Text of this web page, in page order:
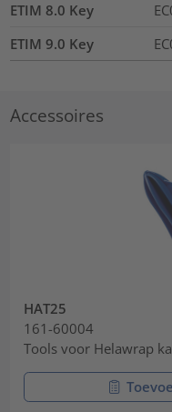
ETIM 8.0 Key
ETIM 9.0 Key
Accessoires
HAT25
161-60004
Tools voor Helawrap